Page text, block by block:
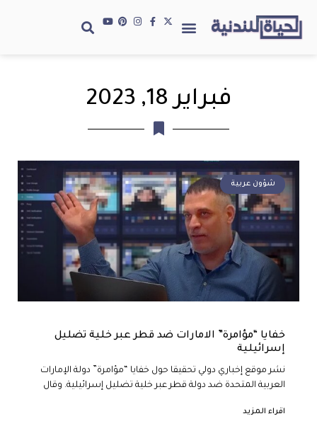
فبراير 18, 2023
شؤون عربية
خفايا “مؤامرة” الامارات ضد قطر عبر خلية تضليل
إسرائيلية
نشر موقع إخباري دولي تحقيقا حول خفايا “مؤامرة” دولة الإمارات
العربية المتحدة ضد دولة قطر عبر خلية تضليل إسرائيلية. وقال
اقراء المزيد